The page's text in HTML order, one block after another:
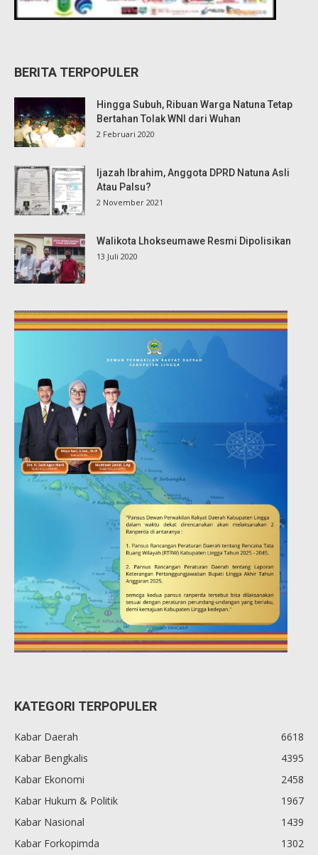
BERITA TERPOPULER
Hingga Subuh, Ribuan Warga Natuna Tetap
Bertahan Tolak WNI dari Wuhan
2 Februari 2020
Ijazah Ibrahim, Anggota DPRD Natuna Asli
Atau Palsu?
2 November 2021
Walikota Lhokseumawe Resmi Dipolisikan
13 Juli 2020
KATEGORI TERPOPULER
Kabar Daerah
6618
Kabar Bengkalis
4395
Kabar Ekonomi
2458
Kabar Hukum & Politik
1967
Kabar Nasional
1439
Kabar Forkopimda
1302